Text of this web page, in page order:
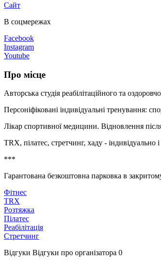
Сайт
В соцмережах
Facebook
Instagram
Youtube
Про місце
Авторська студія реабілітаційного та
Персоніфіковані індивідуальні тренування:
Лікар спортивної медицини. Відновлення
TRX, пілатес, стретчинг, хаду -
***
Гарантована безкоштовна парковка в
Фітнес
TRX
Розтяжка
Пілатес
Реабілітація
Стретчинг
Відгуки Відгуки про організатора 0